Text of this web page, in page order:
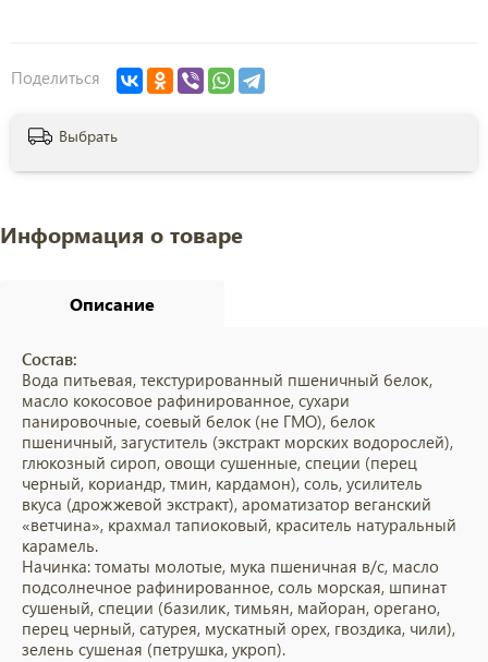
Поделиться
Выбрать
Информация о товаре
Описание
Состав:
Вода питьевая, текстурированный пшеничный белок,
масло кокосовое рафинированное, сухари
панировочные, соевый белок (не ГМО), белок
пшеничный, загуститель (экстракт морских водорослей),
глюкозный сироп, овощи сушенные, специи (перец
черный, кориандр, тмин, кардамон), соль, усилитель
вкуса (дрожжевой экстракт), ароматизатор веганский
«ветчина», крахмал тапиоковый, краситель натуральный
карамель.
Начинка: томаты молотые, мука пшеничная в/с, масло
подсолнечное рафинированное, соль морская, шпинат
сушеный, специи (базилик, тимьян, майоран, орегано,
перец черный, сатурея, мускатный орех, гвоздика, чили),
зелень сушеная (петрушка, укроп).